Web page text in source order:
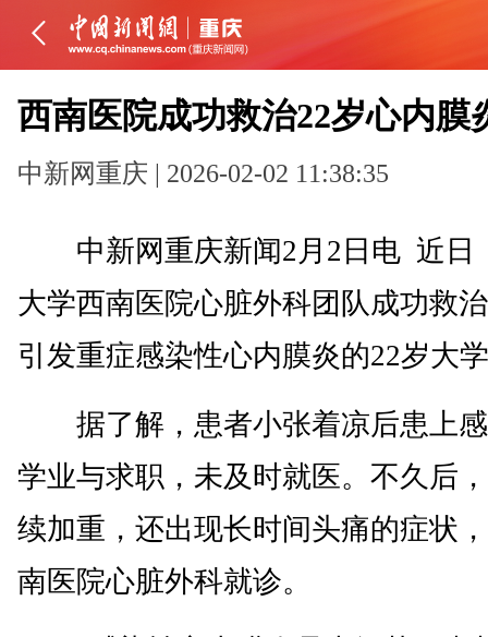
西南医院成功救治22岁心内膜
中新网重庆 | 2026-02-02 11:38:35
中新网重庆新闻2月2日电 近日
大学西南医院心脏外科团队成功救
引发重症感染性心内膜炎的22岁大
据了解，患者小张着凉后患上感
学业与求职，未及时就医。不久后
续加重，还出现长时间头痛的症状
南医院心脏外科就诊。